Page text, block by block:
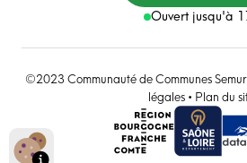
Ouvert jusqu'à
©2023 Communauté de Communes
légales• Plan du